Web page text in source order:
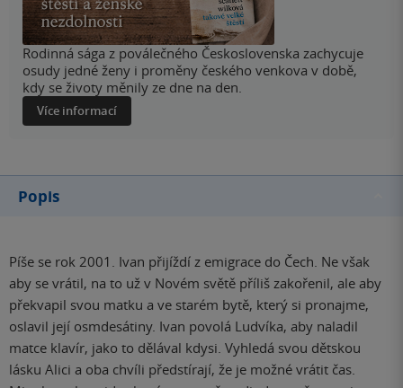
Rodinná sága z poválečného Československa zachycuje
osudy jedné ženy i proměny českého venkova v době,
kdy se životy měnily ze dne na den.
Více informací
Popis
Píše se rok 2001. Ivan přijíždí z emigrace do Čech. Ne však
aby se vrátil, na to už v Novém světě příliš zakořenil, ale aby
překvapil svou matku a ve starém bytě, který si pronajme,
oslavil její osmdesátiny. Ivan povolá Ludvíka, aby naladil
matce klavír, jako to dělával kdysi. Vyhledá svou dětskou
lásku Alici a oba chvíli předstírají, že je možné vrátit čas.